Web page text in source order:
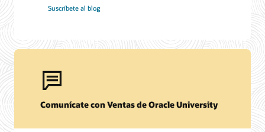
Suscríbete al blog
Comunícate con Ventas de Oracle University